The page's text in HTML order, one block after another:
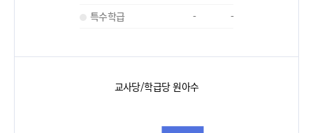
특수학급
- -
교사당/학급당 원아수